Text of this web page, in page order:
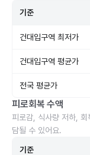
기준
건대입구역 최저가
건대입구역 평균가
전국 평균가
피로회복 수액
피로감, 식사량 저하,
담될 수 있어요.
기준